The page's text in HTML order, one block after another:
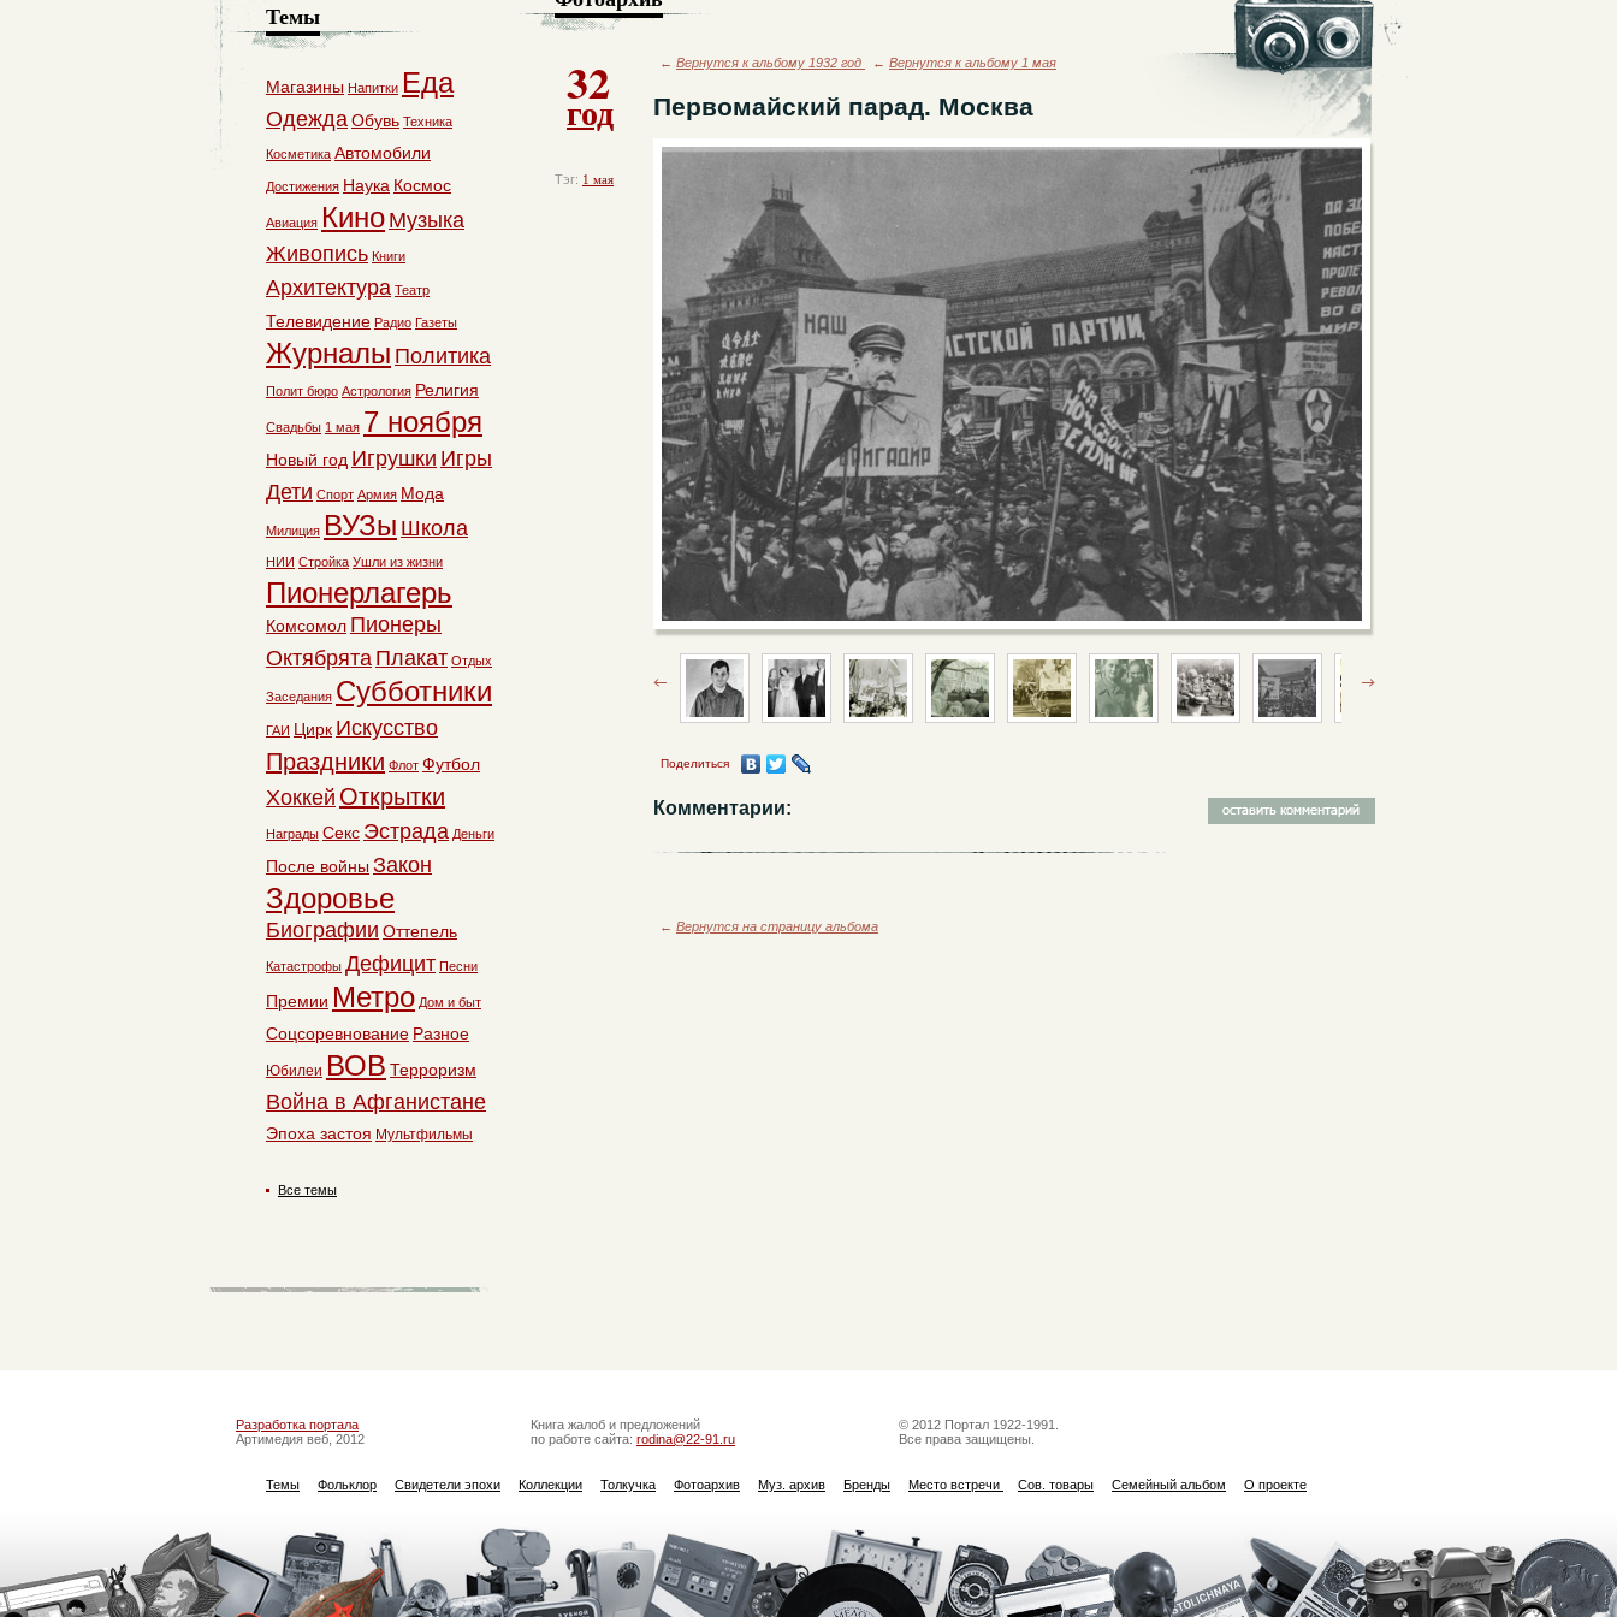
32
год
Тэг: 1 мая
← Вернутся к альбому 1932 год ← Вернутся к альбому 1 мая
Первомайский парад. Москва
Поделиться
Комментарии:
← Вернутся на страницу альбома
Темы
Магазины Напитки Еда
ОдеждаОбувь Техника
Косметика Автомобили
Достижения Наука Космос
Авиация Кино Музыка
Живопись Книги
Архитектура Театр
Телевидение Радио Газеты
Журналы Политика
Полит бюро Астрология Религия
Свадьбы 1 мая 7 ноября
Новый год Игрушки Игры
Дети Спорт Армия Мода
Милиция ВУЗы Школа
НИИ Стройка Ушли из жизни
Пионерлагерь
Комсомол Пионеры
Октябрята Плакат Отдых
Заседания Субботники
ГАИ Цирк Искусство
Праздники Флот Футбол
Хоккей Открытки
Награды Секс Эстрада Деньги
После войны Закон
Здоровье
Биографии Оттепель
Катастрофы Дефицит Песни
Премии Метро Дом и быт
Соцсоревнование Разное
Юбилеи ВОВ Терроризм
Война в Афганистане
Эпоха застоя Мультфильмы
Все темы
Разработка портала
Артимедия веб, 2012
Книга жалоб и предложений
по работе сайта: rodina@22-91.ru
© 2012 Портал 1922-1991.
Все права защищены.
Темы Фольклор Свидетели эпохи Коллекции Толкучка Фотоархив Муз. архив Бренды Место встречи Сов. товары Семейный альбом О проекте